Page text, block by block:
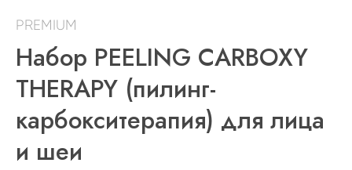
PREMIUM
Набор PEELING CARBOXY
THERAPY (пилинг-
карбокситерапия) для лица
и шеи